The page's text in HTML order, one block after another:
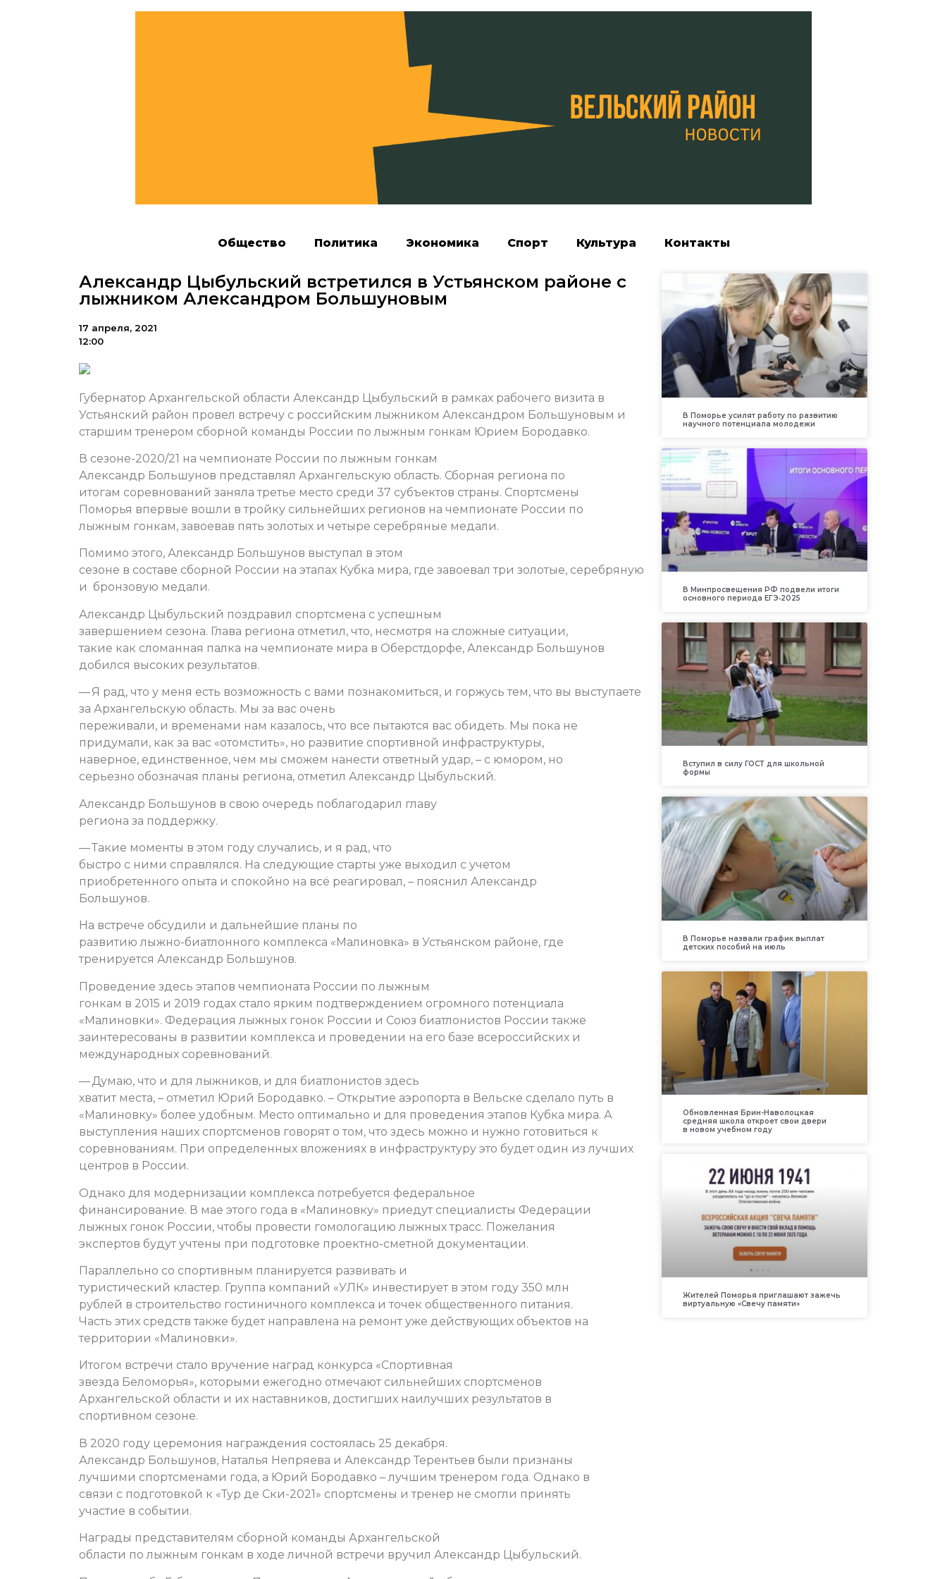
Общество Политика Экономика Спорт Культура Контакты
Александр Цыбульский встретился в Устьянском районе с
лыжником Александром Большуновым
17 апреля, 2021
12:00
Губернатор Архангельской области Александр Цыбульский в рамках рабочего визита в
Устьянский район провел встречу с российским лыжником Александром Большуновым и
старшим тренером сборной команды России по лыжным гонкам Юрием Бородавко.
В сезоне-2020/21 на чемпионате России по лыжным гонкам
Александр Большунов представлял Архангельскую область. Сборная региона по
итогам соревнований заняла третье место среди 37 субъектов страны. Спортсмены
Поморья впервые вошли в тройку сильнейших регионов на чемпионате России по
лыжным гонкам, завоевав пять золотых и четыре серебряные медали.
Помимо этого, Александр Большунов выступал в этом
сезоне в составе сборной России на этапах Кубка мира, где завоевал три золотые, серебряную
и бронзовую медали.
Александр Цыбульский поздравил спортсмена с успешным
завершением сезона. Глава региона отметил, что, несмотря на сложные ситуации,
такие как сломанная палка на чемпионате мира в Оберстдорфе, Александр Большунов
добился высоких результатов.
— Я рад, что у меня есть возможность с вами познакомиться, и горжусь тем, что вы выступаете
за Архангельскую область. Мы за вас очень
переживали, и временами нам казалось, что все пытаются вас обидеть. Мы пока не
придумали, как за вас «отомстить», но развитие спортивной инфраструктуры,
наверное, единственное, чем мы сможем нанести ответный удар, – с юмором, но
серьезно обозначая планы региона, отметил Александр Цыбульский.
Александр Большунов в свою очередь поблагодарил главу
региона за поддержку.
— Такие моменты в этом году случались, и я рад, что
быстро с ними справлялся. На следующие старты уже выходил с учетом
приобретенного опыта и спокойно на всё реагировал, – пояснил Александр
Большунов.
На встрече обсудили и дальнейшие планы по
развитию лыжно-биатлонного комплекса «Малиновка» в Устьянском районе, где
тренируется Александр Большунов.
Проведение здесь этапов чемпионата России по лыжным
гонкам в 2015 и 2019 годах стало ярким подтверждением огромного потенциала
«Малиновки». Федерация лыжных гонок России и Союз биатлонистов России также
заинтересованы в развитии комплекса и проведении на его базе всероссийских и
международных соревнований.
— Думаю, что и для лыжников, и для биатлонистов здесь
хватит места, – отметил Юрий Бородавко. – Открытие аэропорта в Вельске сделало путь в
«Малиновку» более удобным. Место оптимально и для проведения этапов Кубка мира. А
выступления наших спортсменов говорят о том, что здесь можно и нужно готовиться к
соревнованиям. При определенных вложениях в инфраструктуру это будет один из лучших
центров в России.
Однако для модернизации комплекса потребуется федеральное
финансирование. В мае этого года в «Малиновку» приедут специалисты Федерации
лыжных гонок России, чтобы провести гомологацию лыжных трасс. Пожелания
экспертов будут учтены при подготовке проектно-сметной документации.
Параллельно со спортивным планируется развивать и
туристический кластер. Группа компаний «УЛК» инвестирует в этом году 350 млн
рублей в строительство гостиничного комплекса и точек общественного питания.
Часть этих средств также будет направлена на ремонт уже действующих объектов на
территории «Малиновки».
Итогом встречи стало вручение наград конкурса «Спортивная
звезда Беломорья», которыми ежегодно отмечают сильнейших спортсменов
Архангельской области и их наставников, достигших наилучших результатов в
спортивном сезоне.
В 2020 году церемония награждения состоялась 25 декабря.
Александр Большунов, Наталья Непряева и Александр Терентьев были признаны
лучшими спортсменами года, а Юрий Бородавко – лучшим тренером года. Однако в
связи с подготовкой к «Тур де Ски-2021» спортсмены и тренер не смогли принять
участие в событии.
Награды представителям сборной команды Архангельской
области по лыжным гонкам в ходе личной встречи вручил Александр Цыбульский.
В Поморье усилят работу по развитию
научного потенциала молодежи
В Минпросвещения РФ подвели итоги
основного периода ЕГЭ‑2025
Вступил в силу ГОСТ для школьной
формы
В Поморье назвали график выплат
детских пособий на июль
Обновленная Брин-Наволоцкая
средняя школа откроет свои двери
в новом учебном году
Жителей Поморья приглашают зажечь
виртуальную «Свечу памяти»